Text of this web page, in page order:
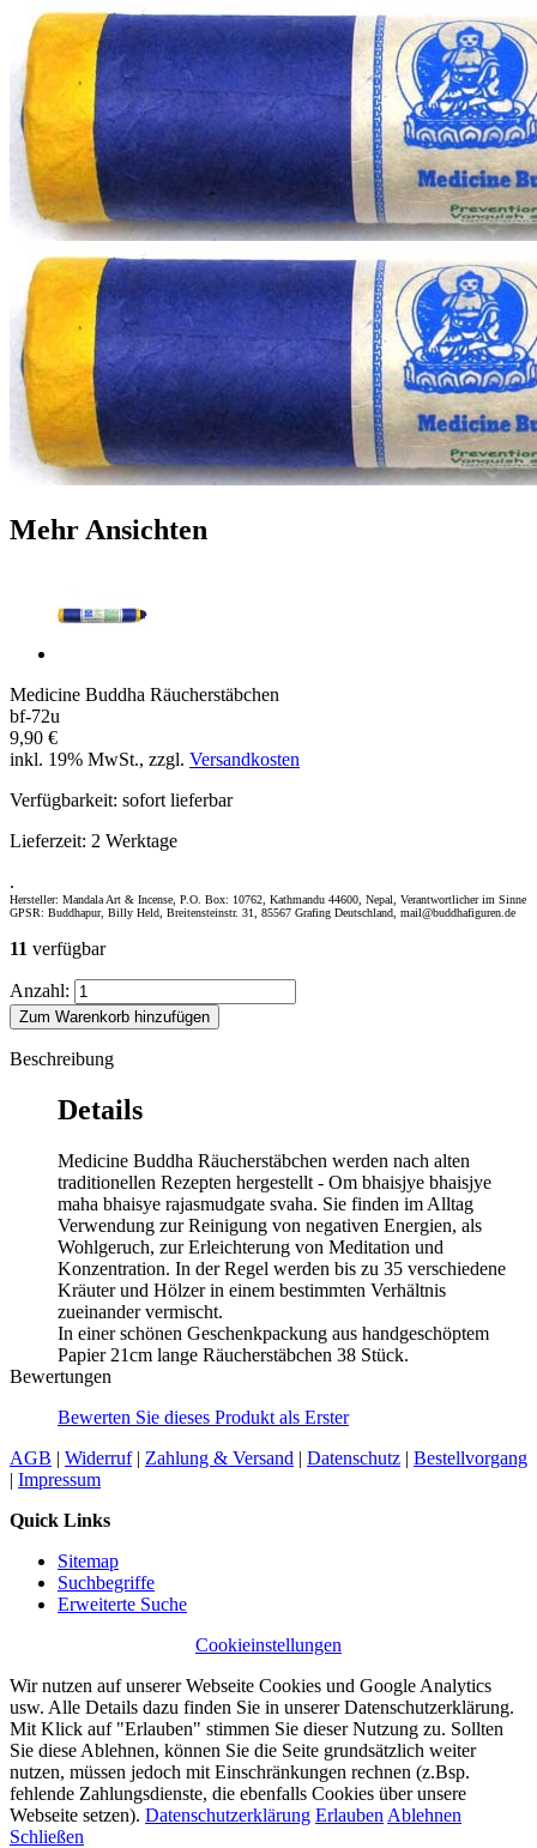
Mehr Ansichten
Medicine Buddha Räucherstäbchen
bf-72u
9,90 €
inkl. 19% MwSt., zzgl. Versandkosten
Verfügbarkeit: sofort lieferbar
Lieferzeit: 2 Werktage
.
Hersteller: Mandala Art & Incense, P.O. Box: 10762, Kathmandu 44600, Nepal, Verantwortlicher im Sinne
GPSR: Buddhapur, Billy Held, Breitensteinstr. 31, 85567 Grafing Deutschland, mail@buddhafiguren.de
11 verfügbar
Anzahl:
Zum Warenkorb hinzufügen
Beschreibung
Details
Medicine Buddha Räucherstäbchen werden nach alten
traditionellen Rezepten hergestellt - Om bhaisjye bhaisjye
maha bhaisye rajasmudgate svaha. Sie finden im Alltag
Verwendung zur Reinigung von negativen Energien, als
Wohlgeruch, zur Erleichterung von Meditation und
Konzentration. In der Regel werden bis zu 35 verschiedene
Kräuter und Hölzer in einem bestimmten Verhältnis
zueinander vermischt.
In einer schönen Geschenkpackung aus handgeschöptem
Papier 21cm lange Räucherstäbchen 38 Stück.
Bewertungen
Bewerten Sie dieses Produkt als Erster
AGB | Widerruf| Zahlung & Versand | Datenschutz | Bestellvorgang
| Impressum
Quick Links
Sitemap
Suchbegriffe
Erweiterte Suche
Cookieinstellungen
Wir nutzen auf unserer Webseite Cookies und Google Analytics
usw. Alle Details dazu finden Sie in unserer Datenschutzerklärung.
Mit Klick auf "Erlauben" stimmen Sie dieser Nutzung zu. Sollten
Sie diese Ablehnen, können Sie die Seite grundsätzlich weiter
nutzen, müssen jedoch mit Einschränkungen rechnen (z.Bsp.
fehlende Zahlungsdienste, die ebenfalls Cookies über unsere
Webseite setzen). Datenschutzerklärung Erlauben Ablehnen
Schließen